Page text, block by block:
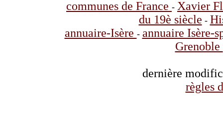
communes de France - Xavier
du 19è siècle -
annuaire-Isère - annuaire Isère-
Grenoble
dernière
règles